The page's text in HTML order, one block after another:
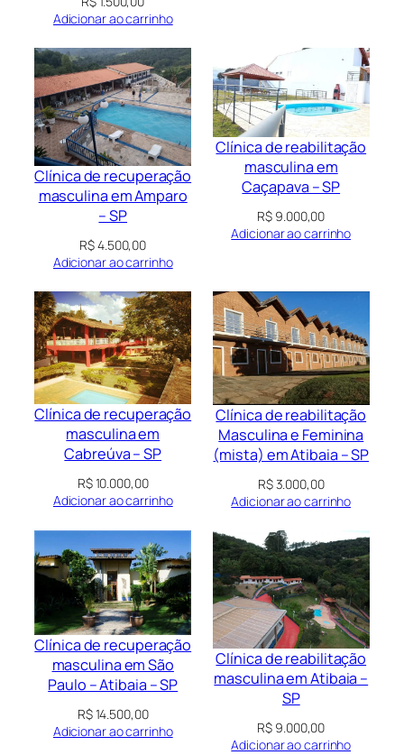
Adicionar ao carrinho
Clínica de recuperação
masculina em Amparo
– SP
R$4.500,00
Adicionar ao carrinho
Clínica de reabilitação
masculina em
Caçapava – SP
R$ 9.000,00
Adicionar ao carrinho
Clínica de recuperação
masculina em
Cabreúva – SP
R$10.000,00
Adicionar ao carrinho
Clínica de reabilitação
Masculina e Feminina
(mista) em Atibaia – SP
R$3.000,00
Adicionar ao carrinho
Clínica de recuperação
masculina em São
Paulo – Atibaia – SP
R$14.500,00
Adicionar ao carrinho
Clínica de reabilitação
masculina em Atibaia –
SP
R$ 9.000,00
Adicionar ao carrinho